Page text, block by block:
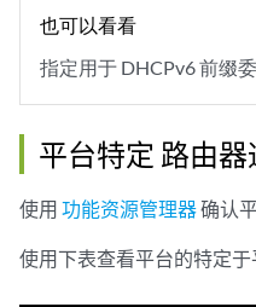
也可以看看
指定用于 DHCPv6 前缀
平台特定 路由
使用 功能资源管理器确认
使用下表查看平台的特定于